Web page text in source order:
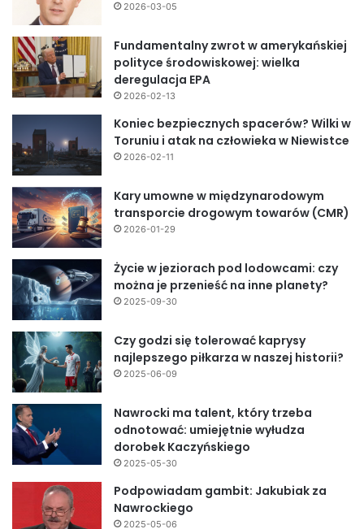
2026-03-05
Fundamentalny zwrot w amerykańskiej
polityce środowiskowej: wielka
deregulacja EPA
2026-02-13
Koniec bezpiecznych spacerów? Wilki w
Toruniu i atak na człowieka w Niewistce
2026-02-11
Kary umowne w międzynarodowym
transporcie drogowym towarów (CMR)
2026-01-29
Życie w jeziorach pod lodowcami: czy
można je przenieść na inne planety?
2025-09-30
Czy godzi się tolerować kaprysy
najlepszego piłkarza w naszej historii?
2025-06-09
Nawrocki ma talent, który trzeba
odnotować: umiejętnie wyłudza
dorobek Kaczyńskiego
2025-05-30
Podpowiadam gambit: Jakubiak za
Nawrockiego
2025-05-06